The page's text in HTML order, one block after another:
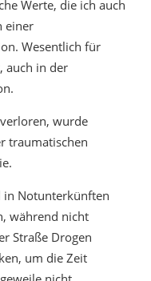
Werte, die ich auch
einer
Wesentlich für
auch in der
wurde
traumatischen
in Notunterkünften
während nicht
Straße Drogen
um die Zeit